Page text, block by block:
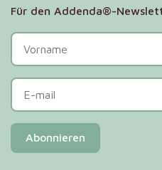
Für den Addenda®-